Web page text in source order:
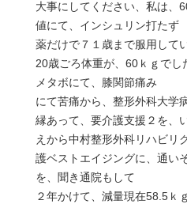
大事にしてください、私は、
値にて、インシュリン打たず
薬だけで７１歳まで服用して
20歳ごろ体重が、60ｋｇで
メタボにて、膝関節痛み
にて苦痛から、整形外科大学
縁あって、要介護支援２を、
えから中村整形外科リハビリ
護ベストエイジングに、通い
を、聞き通院もして
２年かけて、減量現在58.5ｋ